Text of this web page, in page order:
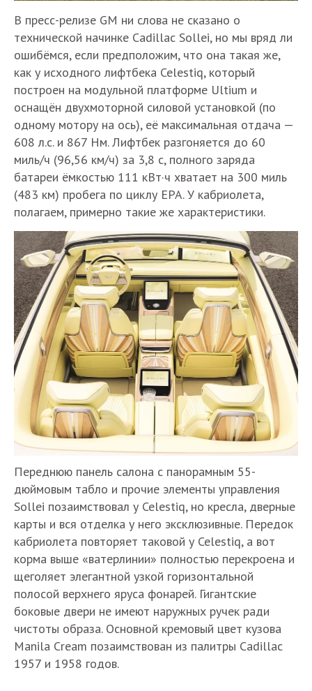
В пресс-релизе GM ни слова не сказано о
технической начинке Cadillac Sollei, но мы вряд ли
ошибёмся, если предположим, что она такая же,
как у исходного лифтбека Celestiq, который
построен на модульной платформе Ultium и
оснащён двухмоторной силовой установкой (по
одному мотору на ось), её максимальная отдача —
608 л.с. и 867 Нм. Лифтбек разгоняется до 60
миль/ч (96,56 км/ч) за 3,8 с, полного заряда
батареи ёмкостью 111 кВт·ч хватает на 300 миль
(483 км) пробега по циклу EPA. У кабриолета,
полагаем, примерно такие же характеристики.
Переднюю панель салона с панорамным 55-
дюймовым табло и прочие элементы управления
Sollei позаимствовал у Celestiq, но кресла, дверные
карты и вся отделка у него эксклюзивные. Передок
кабриолета повторяет таковой у Celestiq, а вот
корма выше «ватерлинии» полностью перекроена и
щеголяет элегантной узкой горизонтальной
полосой верхнего яруса фонарей. Гигантские
боковые двери не имеют наружных ручек ради
чистоты образа. Основной кремовый цвет кузова
Manila Cream позаимствован из палитры Cadillac
1957 и 1958 годов.